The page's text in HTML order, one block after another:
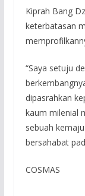
Kiprah Bang
keterbatasan
“Saya setuju
dipasrahkan
kaum milenial
sebuah
bersahabat
COSMAS